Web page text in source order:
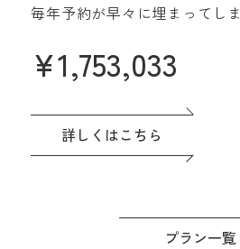
毎年予約が早々に埋まってし
名駅直結&緑あふれる貸切会場
屋城も一望できる眺望も人気
評価の料理は一番のおもてなし。
ドレスなど贅沢な特典つき◎準
っくり進めよう！
¥1,753,033
詳しくはこちら
プラン一覧